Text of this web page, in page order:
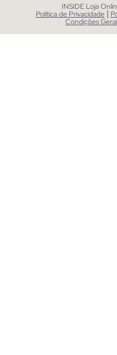
INSIDE Loja
Política de Privacidade |
Condições